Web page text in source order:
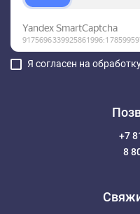
Я согласен на
+7
8